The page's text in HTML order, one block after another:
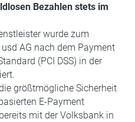
Bezahlen stets im
wurde zum
AG nach dem Payment
(PCI DSS) in der
größtmögliche Sicherheit
E-Payment
mit der Volksbank in